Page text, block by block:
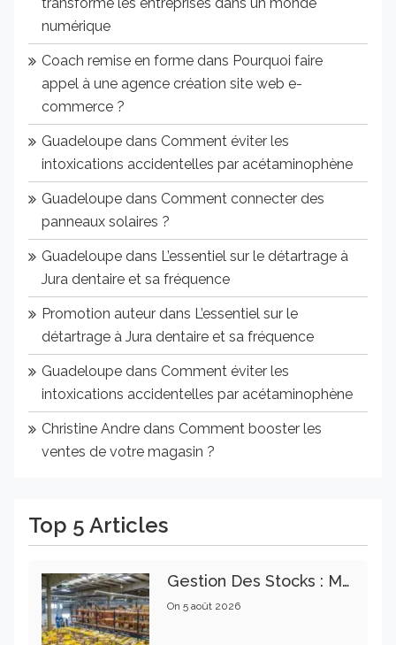
transforme les entreprises dans un monde
numérique
Coach remise en forme dans Pourquoi faire
appel à une agence création site web e-
commerce ?
Guadeloupe dans Comment éviter les
intoxications accidentelles par acétaminophène
Guadeloupe dans Comment connecter des
panneaux solaires ?
Guadeloupe dans L’essentiel sur le détartrage à
Jura dentaire et sa fréquence
Promotion auteur dans L’essentiel sur le
détartrage à Jura dentaire et sa fréquence
Guadeloupe dans Comment éviter les
intoxications accidentelles par acétaminophène
Christine Andre dans Comment booster les
ventes de votre magasin ?
Top 5 Articles
Gestion Des Stocks : Meilleures Pratiques Intralogistiques
On 5 août 2026